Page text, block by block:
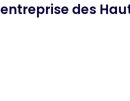
entreprise des